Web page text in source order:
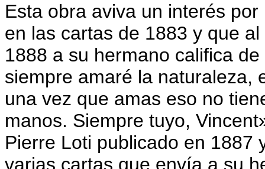
Esta obra aviva un interés
en las cartas de 1883 y que
1888 a su hermano califica
siempre amaré la naturaleza,
una vez que amas eso no
manos. Siempre tuyo,
Pierre Loti publicado en 1887
varias cartas que envía a su